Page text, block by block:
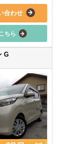
合わせ
ちら
G